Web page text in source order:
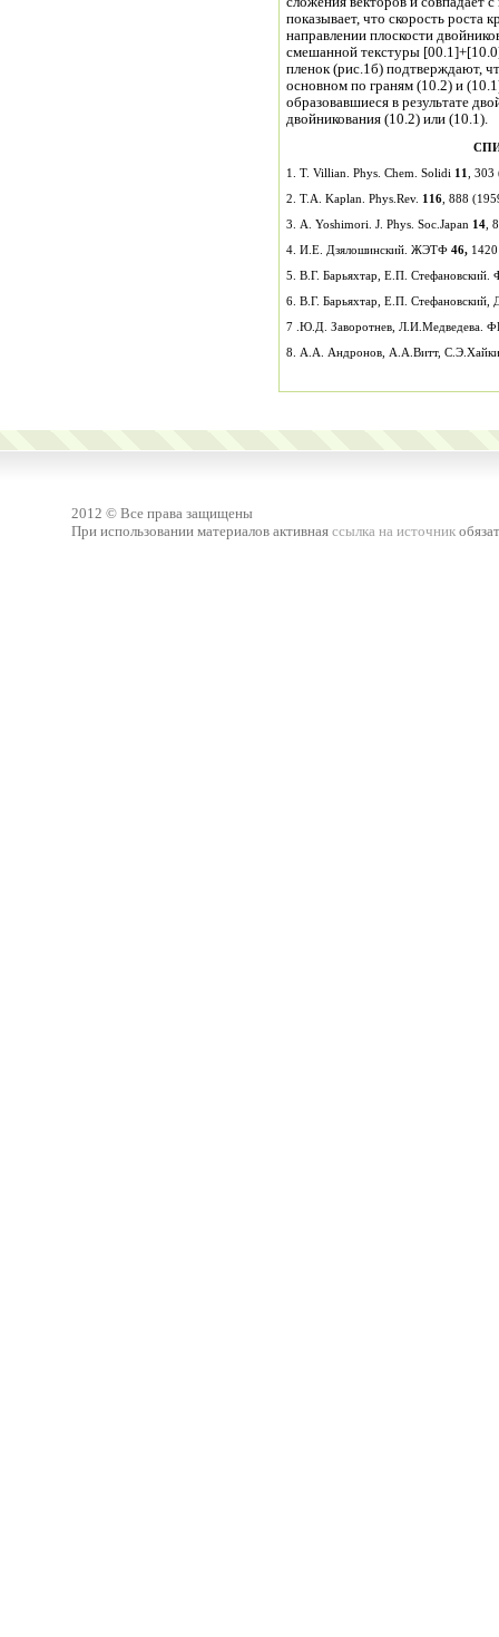
показывает, что скорость роста
направлении плоскости
смешанной текстуры
пленок (рис.1б) подтверждают,
основном по граням (10.2) и
образовавшиеся в результате
двойникования (10.2) или (10.1).
1. T. Villian. Phys. Chem. Solidi 11
,
2. T.A. Kaplan. Phys.Rev. 116 , 888
3. A. Yoshimori. J. Phys. Soc.Japan 14 ,
4. И.Е. Дзялошинский. ЖЭТФ 46,
5. В.Г. Барьяхтар, Е.П.
6. В.Г. Барьяхтар, Е.П.
7 .Ю.Д. Заворотнев, Л.И.Медведева.
8. А.А. Андронов, А.А.Витт,
2012 © Все права защищены
При использовании материалов активная ссылка на источник